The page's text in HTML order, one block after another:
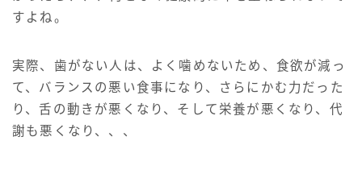
すよね。
実際、歯がない人は、よく噛めないため、食欲が減っ
て、バランスの悪い食事になり、さらにかむ力だった
り、舌の動きが悪くなり、そして栄養が悪くなり、代
謝も悪くなり、、、